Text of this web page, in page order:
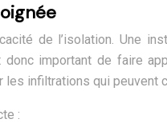
de l’isolation. Une
important de faire
infiltrations qui peuvent
: